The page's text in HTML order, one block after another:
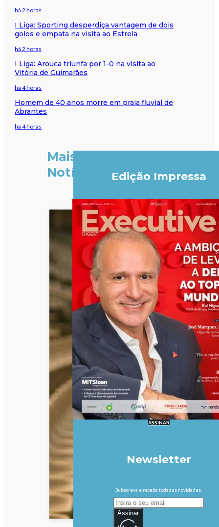
há 2 horas
I Liga: Sporting desperdiça vantagem de dois
golos e empata na visita ao Estrela
há 2 horas
I Liga: Arouca triunfa por 1-0 na visita ao
Vitória de Guimarães
há 4 horas
Homem de 40 anos morre em praia fluvial de
Abrantes
há 4 horas
Mais
Notícias
Edição Impressa
ASSINAR
Newsletter
Subscreva e receba todas as novidades.
Assinar